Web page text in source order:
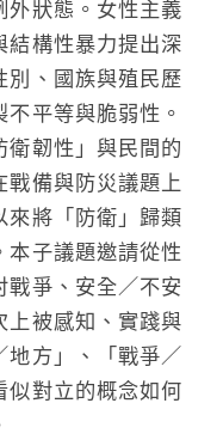
外狀態。女性主義
結構性暴力提出深
別、國族與殖民歷
平等與脆弱性。
衛韌性」與民間的
戰備與防災議題上
來將「防衛」歸類
本子議題邀請從性
戰爭、安全／不安
上被感知、實踐與
地方」、「戰爭／
似對立的概念如何